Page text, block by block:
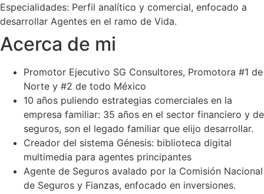
Especialidades: Perfil analítico y comercial, enfocado a
desarrollar Agentes en el ramo de Vida.
Acerca de mi
Promotor Ejecutivo SG Consultores, Promotora #1 de
Norte y #2 de todo México
10 años puliendo estrategias comerciales en la
empresa familiar: 35 años en el sector financiero y de
seguros, son el legado familiar que elijo desarrollar.
Creador del sistema Génesis: biblioteca digital
multimedia para agentes principantes
Agente de Seguros avalado por la Comisión Nacional
de Seguros y Fianzas, enfocado en inversiones.